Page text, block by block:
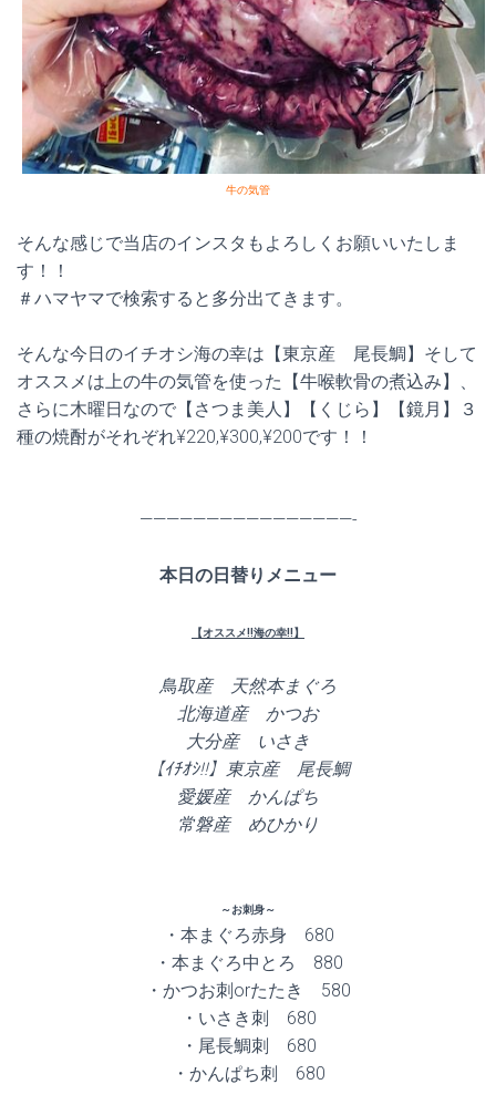
牛の気管
そんな感じで当店のインスタもよろしくお願いいたしま
す！！
＃ハマヤマで検索すると多分出てきます。
そんな今日のイチオシ海の幸は【東京産 尾長鯛】そして
オススメは上の牛の気管を使った【牛喉軟骨の煮込み】、
さらに木曜日なので【さつま美人】【くじら】【鏡月】３
種の焼酎がそれぞれ¥220,¥300,¥200です！！
————————————————-
本日の日替りメニュー
【オススメ!!海の幸!!】
鳥取産 天然本まぐろ
北海道産 かつお
大分産 いさき
【ｲﾁｵｼ!!】東京産 尾長鯛
愛媛産 かんぱち
常磐産 めひかり
～お刺身～
・本まぐろ赤身 680
・本まぐろ中とろ 880
・かつお刺orたたき 580
・いさき刺 680
・尾長鯛刺 680
・かんぱち刺 680